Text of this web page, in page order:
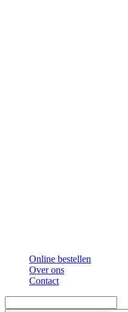
Online bestellen
Over ons
Contact